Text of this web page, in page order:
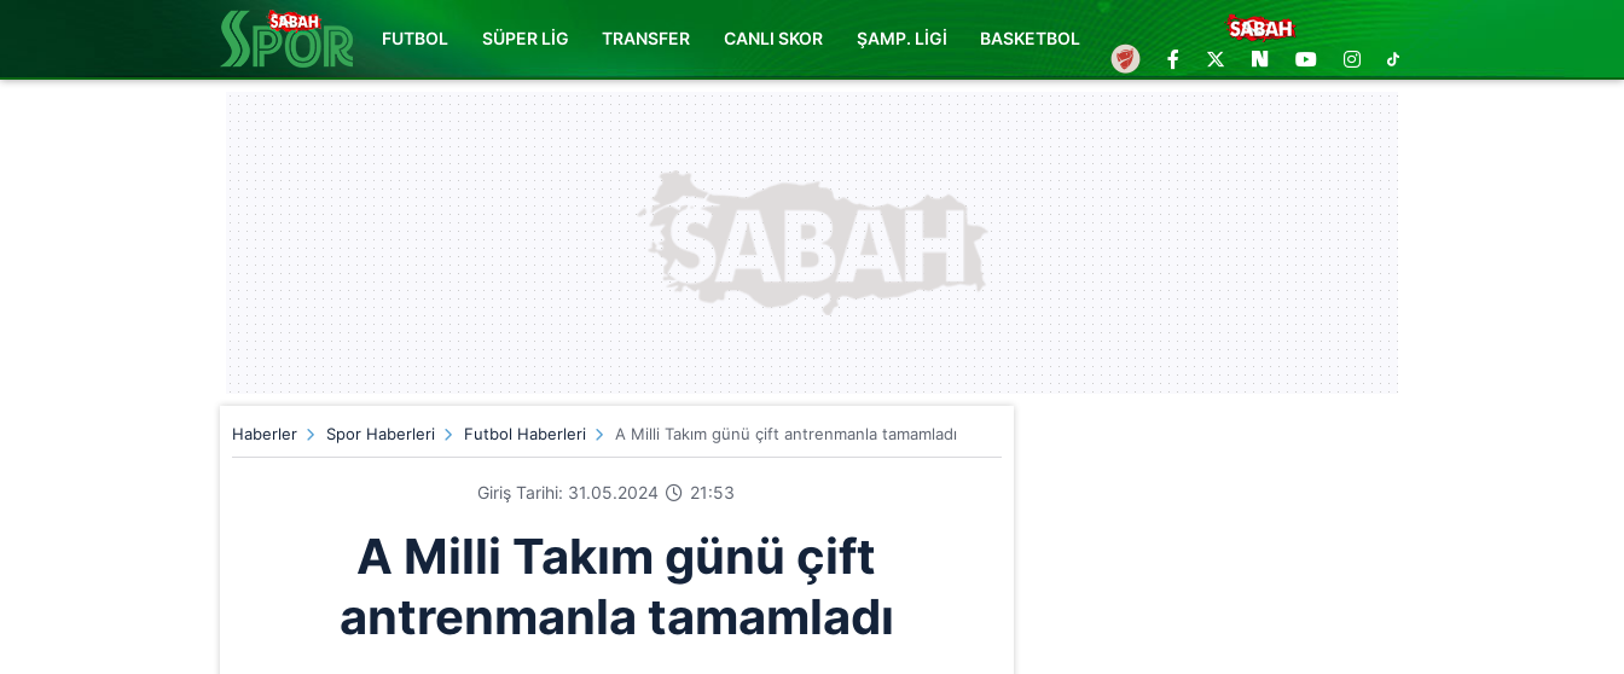
FUTBOL SÜPER LİG TRANSFER CANLI SKOR ŞAMP. LİGİ BASKETBOL
Haberler Spor Haberleri Futbol Haberleri A Milli Takım günü çift antrenmanla tamamladı
Giriş Tarihi: 31.05.2024 21:53
A Milli Takım günü çift
antrenmanla tamamladı